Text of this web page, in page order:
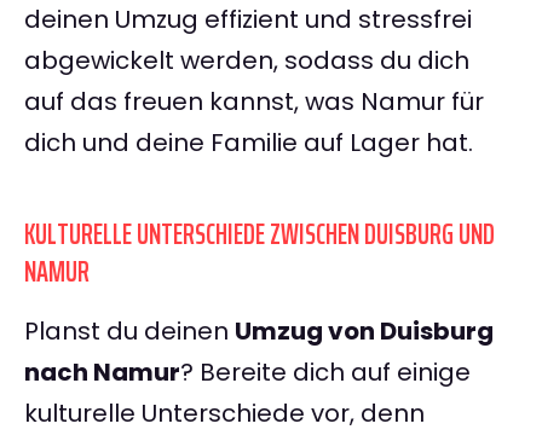
deinen Umzug effizient und stressfrei
abgewickelt werden, sodass du dich
auf das freuen kannst, was Namur für
dich und deine Familie auf Lager hat.
KULTURELLE UNTERSCHIEDE ZWISCHEN DUISBURG UND
NAMUR
Planst du deinen Umzug von Duisburg
nach Namur? Bereite dich auf einige
kulturelle Unterschiede vor, denn